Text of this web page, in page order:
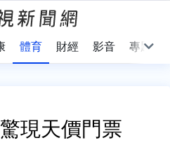
體育 財經 影音 專題
現天價門票